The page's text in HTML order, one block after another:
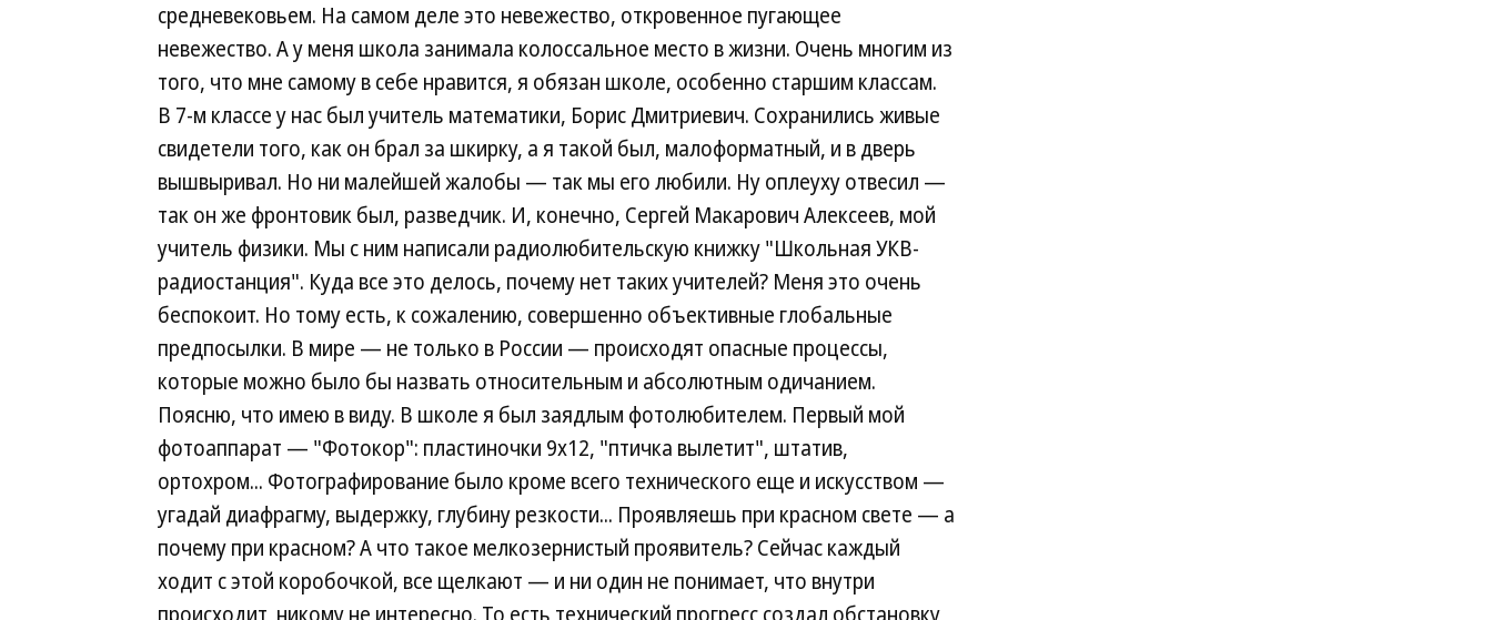
средневековьем. На самом деле это невежество, откровенное пугающее
невежество. А у меня школа занимала колоссальное место в жизни. Очень многим из
того, что мне самому в себе нравится, я обязан школе, особенно старшим классам.
В 7-м классе у нас был учитель математики, Борис Дмитриевич. Сохранились живые
свидетели того, как он брал за шкирку, а я такой был, малоформатный, и в дверь
вышвыривал. Но ни малейшей жалобы — так мы его любили. Ну оплеуху отвесил —
так он же фронтовик был, разведчик. И, конечно, Сергей Макарович Алексеев, мой
учитель физики. Мы с ним написали радиолюбительскую книжку "Школьная УКВ-
радиостанция". Куда все это делось, почему нет таких учителей? Меня это очень
беспокоит. Но тому есть, к сожалению, совершенно объективные глобальные
предпосылки. В мире — не только в России — происходят опасные процессы,
которые можно было бы назвать относительным и абсолютным одичанием.
Поясню, что имею в виду. В школе я был заядлым фотолюбителем. Первый мой
фотоаппарат — "Фотокор": пластиночки 9х12, "птичка вылетит", штатив,
ортохром... Фотографирование было кроме всего технического еще и искусством —
угадай диафрагму, выдержку, глубину резкости... Проявляешь при красном свете — а
почему при красном? А что такое мелкозернистый проявитель? Сейчас каждый
ходит с этой коробочкой, все щелкают — и ни один не понимает, что внутри